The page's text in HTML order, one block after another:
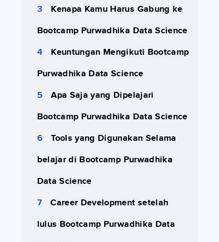
Kenapa Kamu Harus Gabung ke
Bootcamp Purwadhika Data Science
Keuntungan Mengikuti Bootcamp
Purwadhika Data Science
Apa Saja yang Dipelajari
Bootcamp Purwadhika Data Science
Tools yang Digunakan Selama
belajar di Bootcamp Purwadhika
Data Science
Career Development setelah
lulus Bootcamp Purwadhika Data